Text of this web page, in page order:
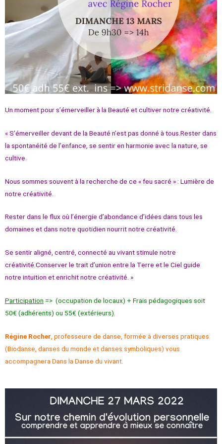
Un moment pour s’émerveiller à la Beauté et cultiver notre créativité.
« S’émerveiller devant de la Beauté n’est pas donné à tous.Rester dans
la spontanéité de l’enfance, se sentir en harmonie avec la nature, se
cultive.
Nous sommes souvent à la recherche de ce « feu sacré » : Lumière de
notre créativité.
Rester dans le flux où l’énergie d’abondance d’idées dans tous les
domaines et dans notre quotidien nourrit notre créativité.
Se sentir aligné, centré, connecté au vivant stimule notre
créativité.Conserver le trait d’union entre la Terre et le Ciel guide
notre intuition et enrichit notre créativité. »
Participation => (occupation de locaux) + Frais pédagogiques soit
50€ (adhérents) ou 55€ (extérieurs).
Régine Rocher , professeure de danse, formée à diverses pratiques
(Biodanse, danses du monde et danses symboliques) vous
accompagnera Dans la Danse du vivant.